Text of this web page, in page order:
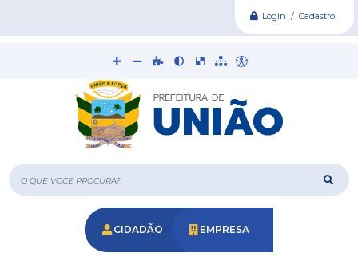
Login / Cadastro
O que voce procura?
CIDADÃO EMPRESA